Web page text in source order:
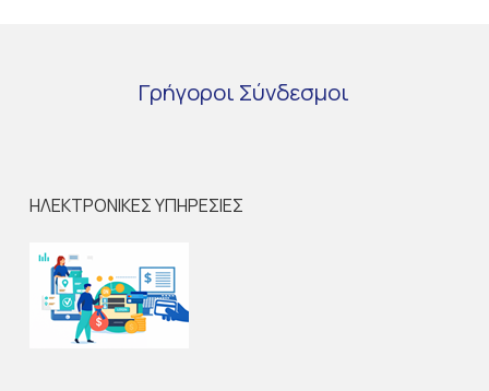
Γρήγοροι Σύνδεσμοι
ΗΛΕΚΤΡΟΝΙΚΕΣ ΥΠΗΡΕΣΙΕΣ